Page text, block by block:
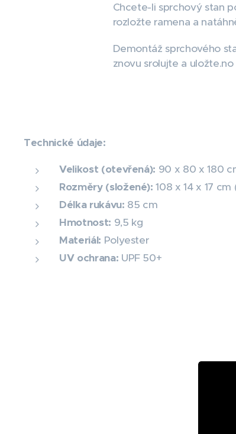
Chcete-li sprchový stan
rozložte ramena a
Demontáž sprchového
znovu srolujte a uložte.no
Technické údaje:
Velikost (otevřená): 90 x 80 x 180
Rozměry (složené): 108 x 14 x 17
Délka rukávu: 85 cm
Hmotnost: 9,5 kg
Materiál: Polyester
UV ochrana: UPF 50+